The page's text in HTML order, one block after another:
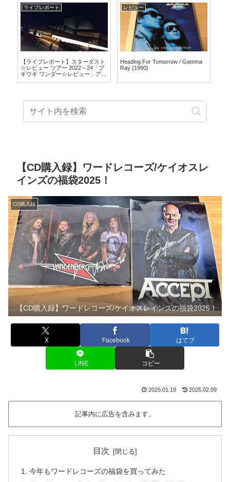
ライブレポート
【ライブレポート】スターダスト
☆レビュー ツアー 2022～24「ブ
ギウギ ワンダー☆レビュー」ア・
レビュー
Heading For Tomorrow / Gamma
Ray (1990)
【CD購入録】ワードレコーズ/ケイオスレ
インズの福袋2025！
CD購入録
【CD購入録】ワードレコーズ/ケイオスレインズの福袋2025！
X Facebook はてブ
LINE コピー
2025.01.19 2025.02.09
記事内に広告を含みます。
目次
今年もワードレコーズの福袋を買ってみた